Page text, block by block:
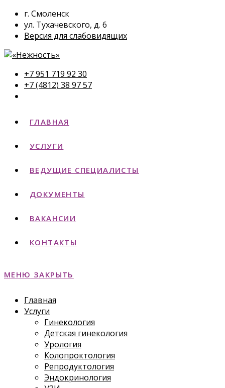
г. Смоленск
ул. Тухачевского, д. 6
Версия для слабовидящих
+7 951 719 92 30
+7 (4812) 38 97 57
ГЛАВНАЯ
УСЛУГИ
ВЕДУЩИЕ СПЕЦИАЛИСТЫ
ДОКУМЕНТЫ
ВАКАНСИИ
КОНТАКТЫ
МЕНЮ ЗАКРЫТЬ
Главная
Услуги
Гинекология
Детская гинекология
Урология
Колопроктология
Репродуктология
Эндокринология